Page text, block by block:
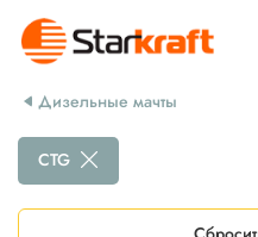
Дизельные мачты
CTG